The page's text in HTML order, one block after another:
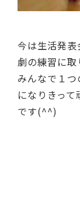
今は生活発
劇の練習に
みんなで１
になりきっ
です(^^)